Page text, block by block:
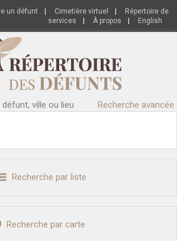
un défunt Cimetière virtuel
Répertoire de
services
À propos English
ville ou lieu Recherche avancée
Recherche par liste
Recherche par carte